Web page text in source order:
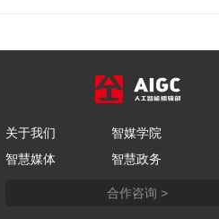
关于我们 智媒学院
智慧媒体
智慧政务
合作咨询 >